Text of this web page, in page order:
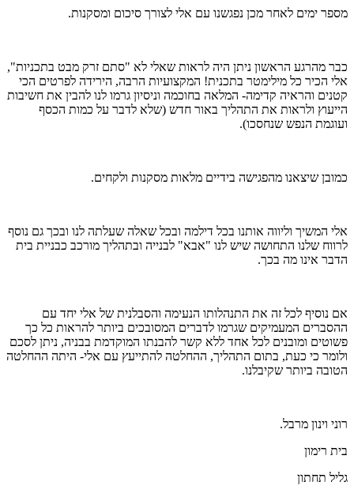
מספר ימים לאחר מכן נפגשנו עם אלי לצורך סיכום ומסקנות.
כבר מהרגע הראשון ניתן היה לראות שאלי לא "סתם זרק מבט בתכניות",
אלי הכיר כל מילימטר בתכנית! המקצועיות הרבה, הירידה לפרטים הכי
קטנים והראיה קדימה- המלאה בחוכמה וניסיון גרמו לנו להבין את חשיבות
הייעוץ ולראות את התהליך באור חדש (שלא לדבר על כמות הכסף
ועוגמת הנפש שנחסכו).
כמובן שיצאנו מהפגישה בידיים מלאות מסקנות ולקחים.
אלי המשיך וליווה אותנו בכל דילמה ובכל שאלה שעלתה לנו ובכך גם נוסף
לרווח שלנו התחושה שיש לנו "אבא" לבנייה ובתהליך מורכב כבניית בית
הדבר אינו מה בכך.
אם נוסיף לכל זה את התנהלותו הנעימה והסבלנית של אלי יחד עם
ההסברים המעמיקים שגרמו לדברים המסובכים ביותר להראות כל כך
פשוטים ומובנים לכל אחד ללא קשר להבנתו המוקדמת בבניה, ניתן לסכם
ולומר כי כעת, בתום התהליך, ההחלטה להתייעץ עם אלי- היתה ההחלטה
הטובה ביותר שקיבלנו.
רוני וינון מרבל.
בית רימון
גליל תחתון